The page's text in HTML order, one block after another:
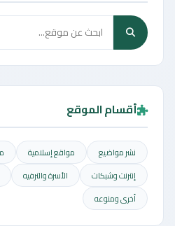
أقسام الموقع
نشر مواضيع مواقع إسلامية
إنترنت وشبكات
الأسرة والترفيه
أخرى ومنوعه